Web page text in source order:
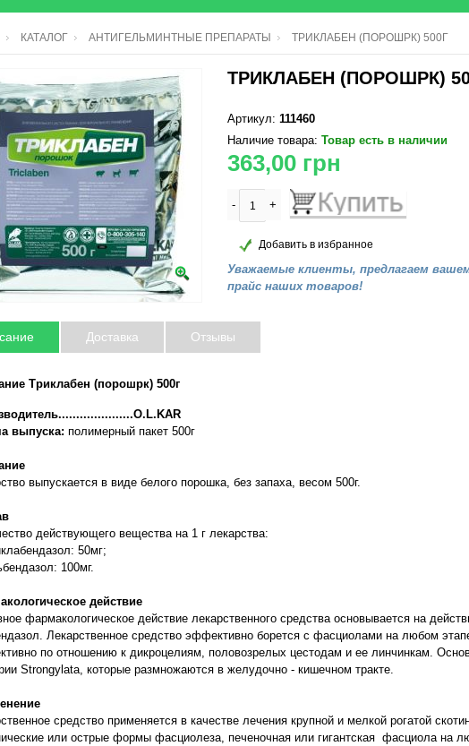
КАТАЛОГ АНТИГЕЛЬМИНТНЫЕ ПРЕПАРАТЫ ТРИКЛАБЕН (ПОРОШРК) 500Г
ТРИКЛАБЕН (ПОРОШРК)
Артикул: 111460
Наличие товара: Товар есть в наличии
363,00 грн
- +
Добавить в избранное
Уважаемые клиенты, предлагаем
прайс наших товаров!
Доставка Отзывы
Триклабен (порошрк) 500г
выпуска: полимерный пакет 500г
выпускается в виде белого порошка, без запаха, весом 500г.
действующего вещества на 1 г
триклабендазол:
100мг.
действие
фармакологическое действие лекарственного средства основывается на
Лекарственное средство эффективно борется с фасциолами на любом
по отношению к дикроцелиям, половозрелых цестодам и ее линчинкам.
Strongylata, которые размножаются в желудочно -
средство применяется в качестве лечения крупной и мелкой рогатой
или острые формы фасциолеза, печеночная или гигантская фасциола на